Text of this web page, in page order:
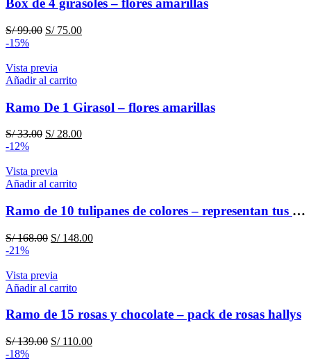
Box de 4 girasoles – flores amarillas
S/99.00 El
era:
S/ 99.00.
S/75.00El
-15%
Vista previa
Añadir al carrito
Ramo De 1 Girasol – flores amarillas
S/33.00 El
era:
S/ 33.00.
S/28.00El
-12%
Vista previa
Añadir al carrito
Ramo de 10 tulipanes de colores – representan tus diversas emociones
S/168.00 El
era:
S/ 168.00.
S/148.00El
-21%
Vista previa
Añadir al carrito
Ramo de 15 rosas y chocolate – pack de rosas hallys
S/139.00 El
S/110.00El
-18%